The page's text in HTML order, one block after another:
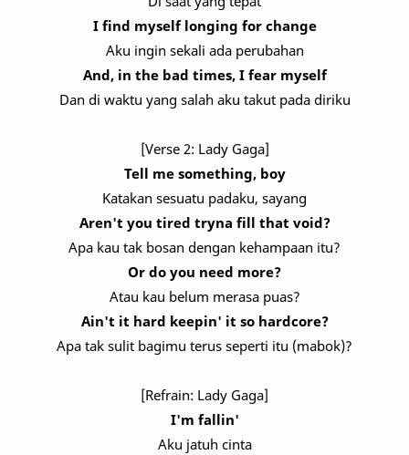
I find myself longing for change
Aku ingin sekali ada perubahan
And, in the bad times, I fear myself
Dan di waktu yang salah aku takut pada diriku
[Verse 2: Lady Gaga]
Tell me something, boy
Katakan sesuatu padaku, sayang
Aren't you tired tryna fill that void?
Apa kau tak bosan dengan kehampaan itu?
Or do you need more?
Atau kau belum merasa puas?
Ain't it hard keepin' it so hardcore?
Apa tak sulit bagimu terus seperti itu (mabok)?
[Refrain: Lady Gaga]
I'm fallin'
Aku jatuh cinta